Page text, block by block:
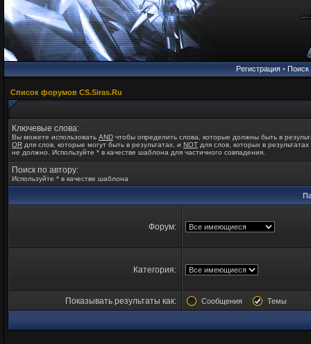
Регистрация• Поиск
Список форумов CS.Siras.Ru
Ключевые слова:
Вы можете использовать AND чтобы определить слова, которые должны быть в
OR для слов, которые могут быть в результатах, и NOT для слов, которых в
не должно. Используйте * в качестве шаблона для частичного совпадения.
Поиск по автору:
Используйте * в качестве шаблона
Форум:
Категория:
Показывать результаты как: Сообщения Темы